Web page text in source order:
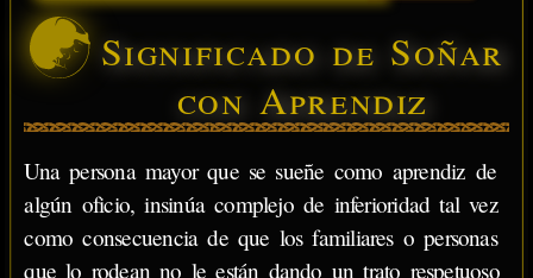
Significado de Soñar
con Aprendiz
Una persona mayor que se sueñe como aprendiz de
algún oficio, insinúa complejo de inferioridad tal vez
como consecuencia de que los familiares o personas
que lo rodean no le están dando un trato respetuoso